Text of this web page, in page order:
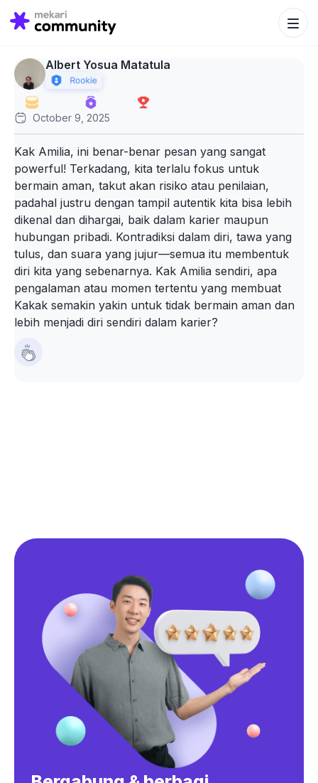
Search
for:
Search
Albert Yosua Matatula
October 9, 2025
Kak Amilia, ini benar-benar pesan yang sangat
powerful! Terkadang, kita terlalu fokus untuk
bermain aman, takut akan risiko atau penilaian,
padahal justru dengan tampil autentik kita bisa lebih
dikenal dan dihargai, baik dalam karier maupun
hubungan pribadi. Kontradiksi dalam diri, tawa yang
tulus, dan suara yang jujur—semua itu membentuk
diri kita yang sebenarnya. Kak Amilia sendiri, apa
pengalaman atau momen tertentu yang membuat
Kakak semakin yakin untuk tidak bermain aman dan
lebih menjadi diri sendiri dalam karier?